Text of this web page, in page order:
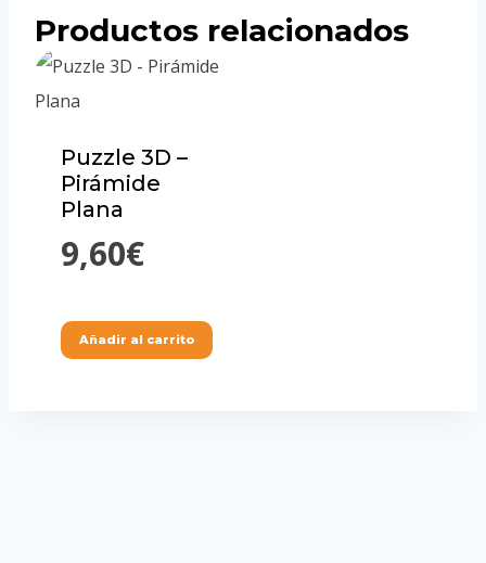
Productos relacionados
Puzzle 3D –
Pirámide
Plana
9,60€
Añadir al carrito